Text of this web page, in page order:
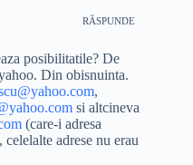
RĂSPUNDE
posibilitatile? De
Din obisnuinta.
,
si altcineva
(care-i adresa
adrese nu erau